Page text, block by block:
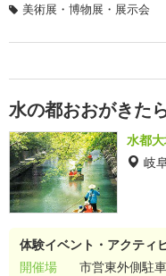
美術展・博物展・展示会
水の都おおがきた
水都
岐
体験イベント・アクティ
開催場
市営東外側駐